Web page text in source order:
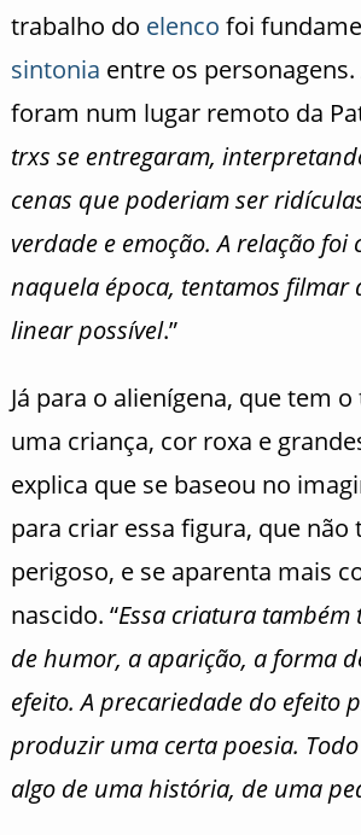
trabalho do elenco foi
sintonia entre os personagens.
foram num lugar remoto da
trxs se entregaram,
cenas que poderiam ser
verdade e emoção. A relação foi
naquela época, tentamos filmar
linear possível.”
Já para o alienígena, que tem
uma criança, cor roxa e
explica que se baseou no
para criar essa figura, que não
perigoso, e se aparenta mais
nascido. “Essa criatura também
de humor, a aparição, a forma
efeito. A precariedade do efeito
produzir uma certa poesia.
algo de uma história, de uma